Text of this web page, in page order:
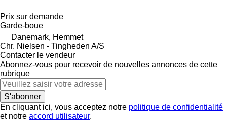
Prix sur demande
Garde-boue
Danemark, Hemmet
Chr. Nielsen - Tingheden A/S
Contacter le vendeur
Abonnez-vous pour recevoir de nouvelles annonces de cette
rubrique
S'abonner
En cliquant ici, vous acceptez notre politique de confidentialité
et notre accord utilisateur.